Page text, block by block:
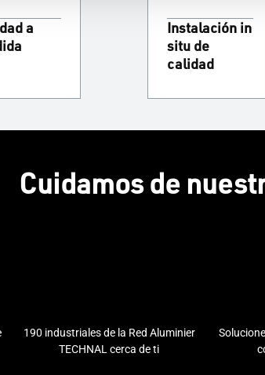
a
Instalación in
situ de
calidad
Cuidamos de
190 industriales de la Red Aluminier
TECHNAL cerca de ti